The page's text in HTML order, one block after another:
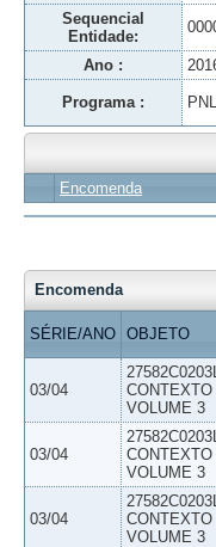
Sequencial
Entidade:
Ano :
Programa :
Encomenda
Encomenda
SÉRIE/ANO OBJETO
03/04
VOLUME 3
03/04
VOLUME 3
03/04
VOLUME 3